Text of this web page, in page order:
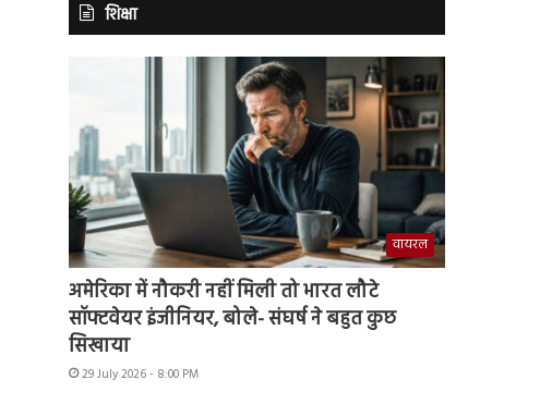
शिक्षा
वायरल
अमेरिका में नौकरी नहीं मिली तो भारत लौटे
सॉफ्टवेयर इंजीनियर, बोले- संघर्ष ने बहुत कुछ
सिखाया
29 July 2026 - 8:00 PM